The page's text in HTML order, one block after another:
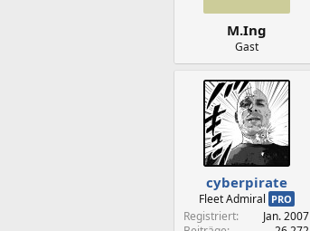
M.Ing
Gast
cyberpirate
Fleet Admiral PRO
Registriert
Jan. 2007